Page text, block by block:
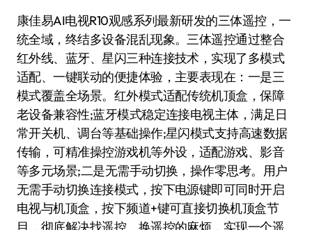
康佳易AI电视R10观感系列最新研发的三体遥控，一
统全域，终结多设备混乱现象。三体遥控通过整合
红外线、蓝牙、星闪三种连接技术，实现了多模式
适配、一键联动的便捷体验，主要表现在：一是三
模式覆盖全场景。红外模式适配传统机顶盒，保障
老设备兼容性;蓝牙模式稳定连接电视主体，满足日
常开关机、调台等基础操作;星闪模式支持高速数据
传输，可精准操控游戏机等外设，适配游戏、影音
等多元场景;二是无需手动切换，操作零思考。用户
无需手动切换连接模式，按下电源键即可同时开启
电视与机顶盒，按下频道+键可直接切换机顶盒节
目，彻底解决找遥控、换遥控的麻烦，实现一个遥